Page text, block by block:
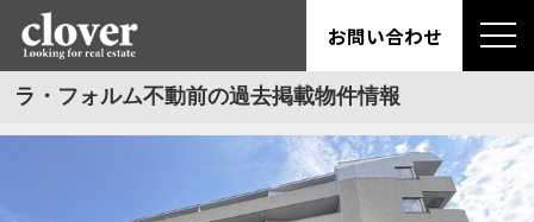
お問い合わせ
ラ・フォルム不動前の過去掲載物件情報